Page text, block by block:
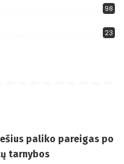
98
23
paliko pareigas po
tarnybos